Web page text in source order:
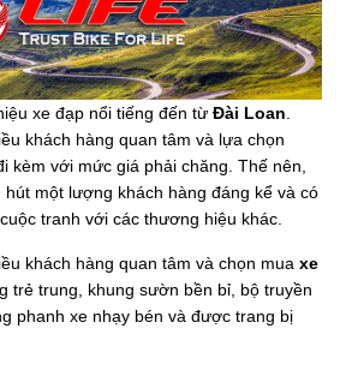
xe đạp nổi tiếng đến từ Đài Loan
khách hàng quan tâm và lựa chọn
kèm với mức giá phải chăng. Thế nên,
một lượng khách hàng đáng kể và có
tranh với các thương hiệu khác.
khách hàng quan tâm và chọn mua xe
trẻ trung, khung sườn bền bỉ, bộ truyền
phanh xe nhạy bén và được trang bị